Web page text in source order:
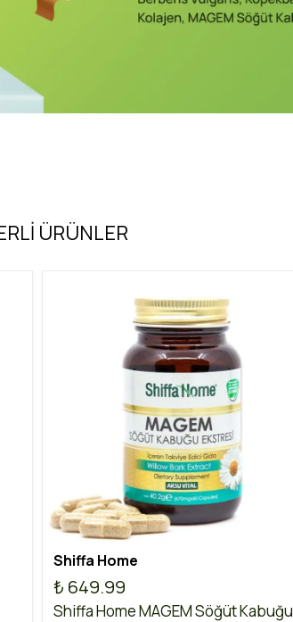
ÜRÜNLER
Shiffa Home
₺ 649.99
Shiffa Home MAGEM Söğüt Kabuğu